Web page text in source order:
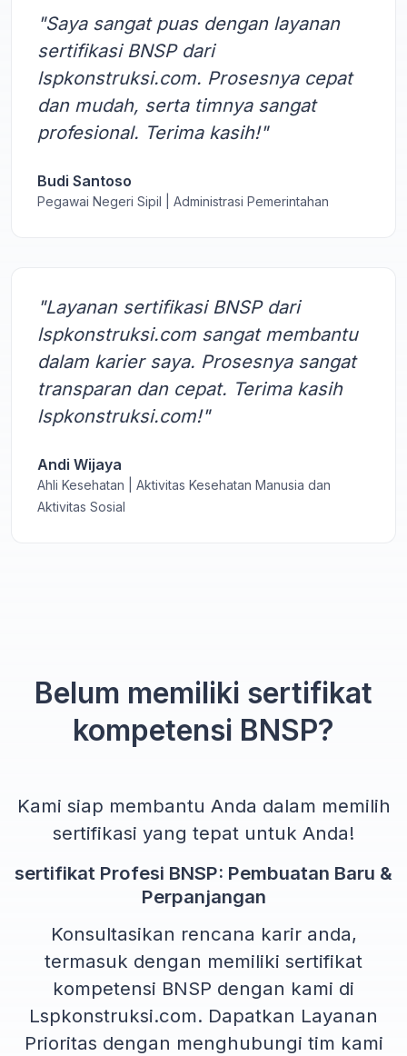
"Saya sangat puas dengan layanan
sertifikasi BNSP dari
lspkonstruksi.com. Prosesnya cepat
dan mudah, serta timnya sangat
profesional. Terima kasih!"
Budi Santoso
Pegawai Negeri Sipil | Administrasi Pemerintahan
"Layanan sertifikasi BNSP dari
lspkonstruksi.com sangat membantu
dalam karier saya. Prosesnya sangat
transparan dan cepat. Terima kasih
lspkonstruksi.com!"
Andi Wijaya
Ahli Kesehatan | Aktivitas Kesehatan Manusia dan
Aktivitas Sosial
Belum memiliki sertifikat
kompetensi BNSP?
Kami siap membantu Anda dalam memilih
sertifikasi yang tepat untuk Anda!
sertifikat Profesi BNSP: Pembuatan Baru &
Perpanjangan
Konsultasikan rencana karir anda,
termasuk dengan memiliki sertifikat
kompetensi BNSP dengan kami di
Lspkonstruksi.com. Dapatkan Layanan
Prioritas dengan menghubungi tim kami